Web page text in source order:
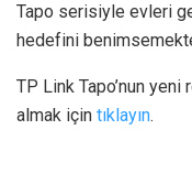
Tapo serisiyle evleri
hedefini
TP Link Tapo’nun
almak için tıklayın.